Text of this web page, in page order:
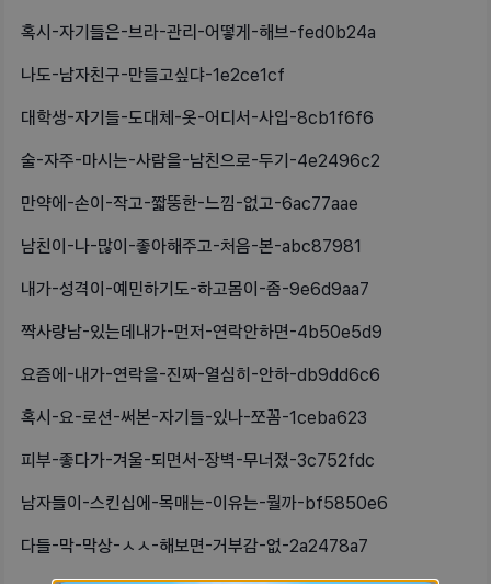
혹시-자기들은-브라-관리-어떻게-해브-fed0b24a
나도-남자친구-만들고싶댜-1e2ce1cf
대학생-자기들-도대체-옷-어디서-사입-8cb1f6f6
술-자주-마시는-사람을-남친으로-두기-4e2496c2
만약에-손이-작고-짧뚱한-느낌-없고-6ac77aae
남친이-나-많이-좋아해주고-처음-본-abc87981
내가-성격이-예민하기도-하고몸이-좀-9e6d9aa7
짝사랑남-있는데내가-먼저-연락안하면-4b50e5d9
요즘에-내가-연락을-진짜-열심히-안하-db9dd6c6
혹시-요-로션-써본-자기들-있나-쪼꼼-1ceba623
피부-좋다가-겨울-되면서-장벽-무너졌-3c752fdc
남자들이-스킨십에-목매는-이유는-뭘까-bf5850e6
다들-막-막상-ㅅㅅ-해보면-거부감-없-2a2478a7